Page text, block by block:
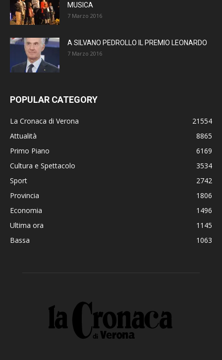
MUSICA
7 Marzo 2016
A SILVANO PEDROLLO IL PREMIO LEONARDO
7 Marzo 2016
POPULAR CATEGORY
La Cronaca di Verona
21554
Attualità
8865
Primo Piano
6169
Cultura e Spettacolo
3534
Sport
2742
Provincia
1806
Economia
1496
Ultima ora
1145
Bassa
1063